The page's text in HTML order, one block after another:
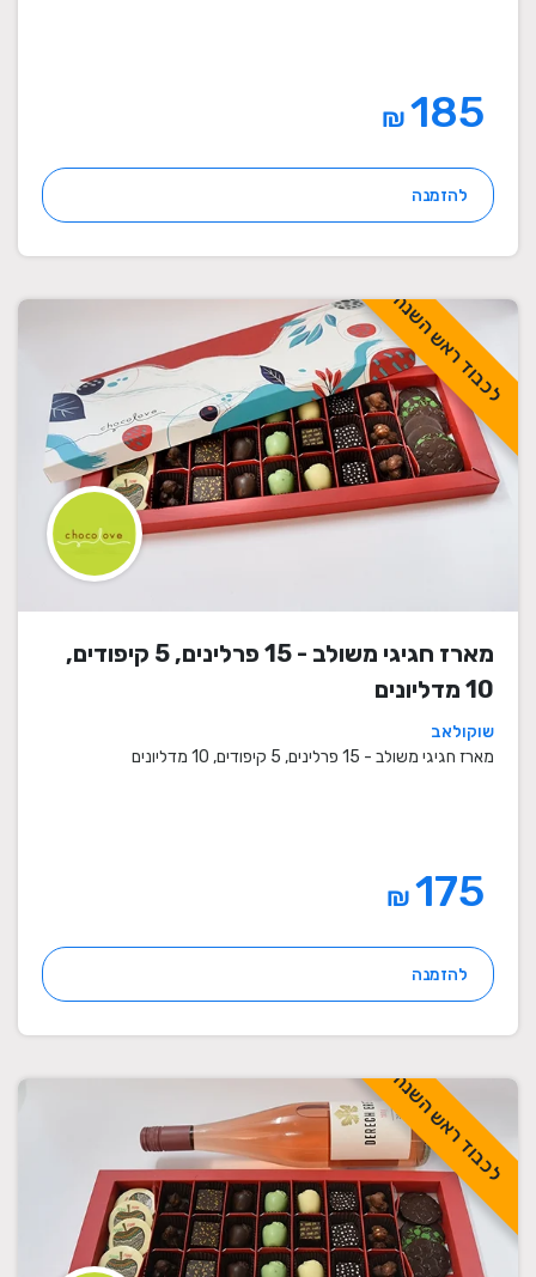
₪
להזמנה
לכבוד ראש השנה
מארז חגיגי משולב - 15 פרלינים, 5 קיפודים,
10 מדליונים
שוקולאב
מארז חגיגי משולב - 15 פרלינים, 5 קיפודים, 10 מדליונים
₪
להזמנה
לכבוד ראש השנה